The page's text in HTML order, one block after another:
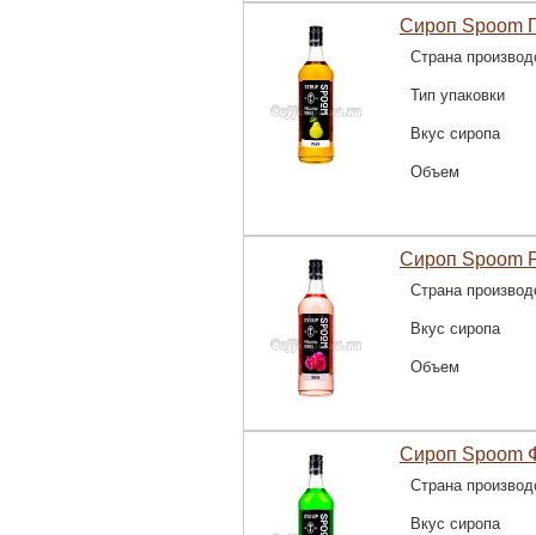
Сироп Spoom
Страна
Тип упаковки
Вкус сиропа
Объем
Сироп Spoom
Страна
Вкус сиропа
Объем
Сироп Spoom
Страна
Вкус сиропа